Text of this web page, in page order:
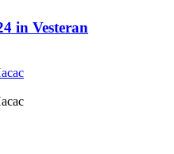
in Vesteran